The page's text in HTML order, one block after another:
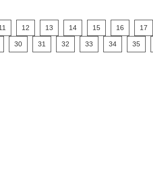
12 13 14 15 16 17
30 31 32 33 34 35